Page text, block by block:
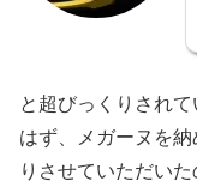
と超びっくりされ
はず、メガーヌを
りさせていただい